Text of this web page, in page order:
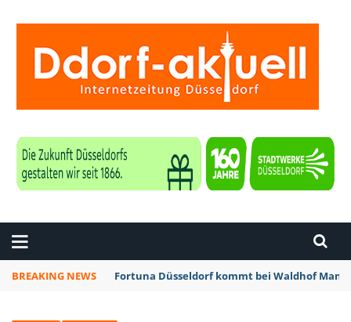
BREAKING NEWS Fortuna Düsseldorf kommt bei Waldhof